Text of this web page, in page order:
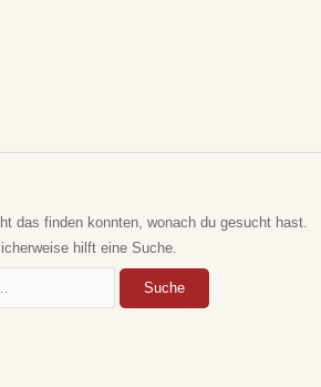
das finden konnten, wonach du gesucht hast.
hilft eine Suche.